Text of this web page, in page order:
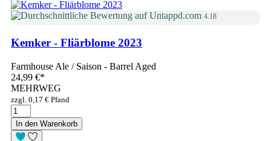
4.18
Kemker - Fliärblome 2023
Farmhouse Ale / Saison - Barrel Aged
24,99 €*
MEHRWEG
zzgl. 0,17 € Pfand
In den Warenkorb